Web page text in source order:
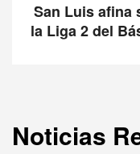
San Luis afina
la Liga 2 del
Noticias